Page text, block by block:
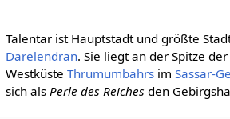
Talentar ist Hauptstadt und größte
Darelendran. Sie liegt an der Spitze
Westküste Thrumumbahrsim Sassar-
sich als Perle des Reiches den